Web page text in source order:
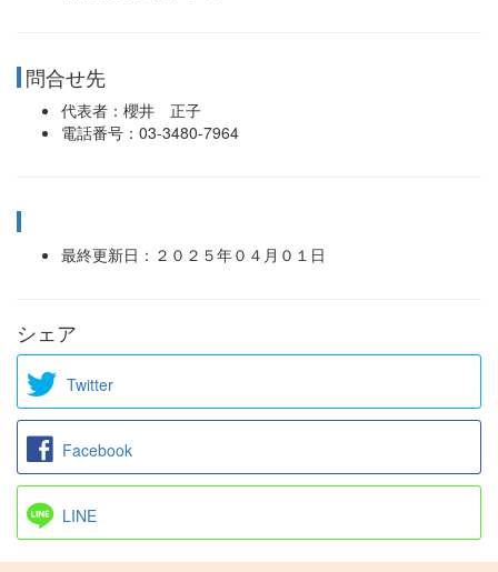
問合せ先
代表者：櫻井 正子
電話番号：03-3480-7964
最終更新日：２０２５年０４月０１日
シェア
Twitter
Facebook
LINE